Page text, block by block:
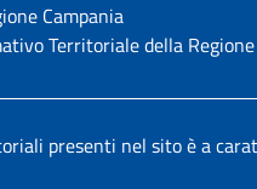
Campania
Territoriale della
presenti nel sito è a